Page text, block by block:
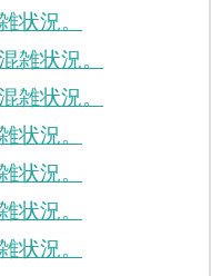
状況。
雑状況。
雑状況。
状況。
状況。
状況。
状況。